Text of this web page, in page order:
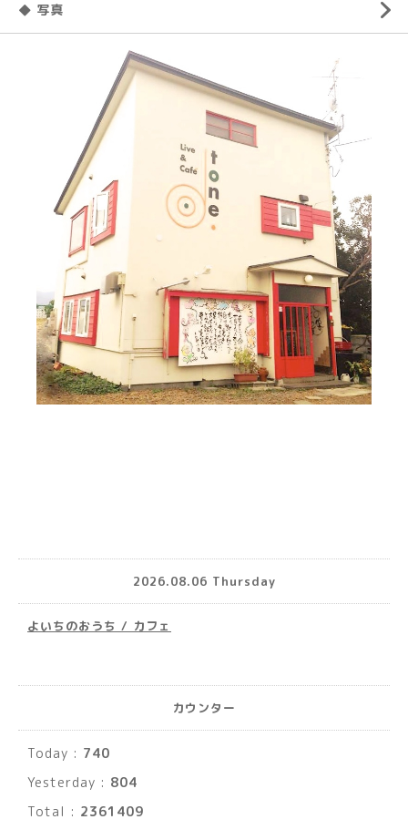
◆ 写真
2026.08.06 Thursday
よいちのおうち / カフェ
カウンター
Today : 740
Yesterday : 804
Total : 2361409